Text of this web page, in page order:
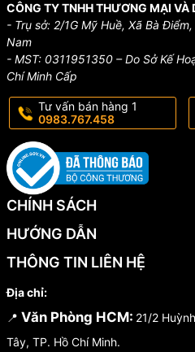
CÔNG TY TNHH THƯƠNG MẠI VÀ
- Trụ sở: 2/1G Mỹ Huề, Xã Bà
Nam
- MST: 0311951350 – Do Sở Kế
Chí Minh Cấp
Tư vấn bán hàng 1
0983.767.458
CHÍNH SÁCH
HƯỚNG DẪN
THÔNG TIN LIÊN HỆ
Địa chỉ:
📍 Văn Phòng HCM: 21/2
Tây, TP. Hồ Chí Minh.